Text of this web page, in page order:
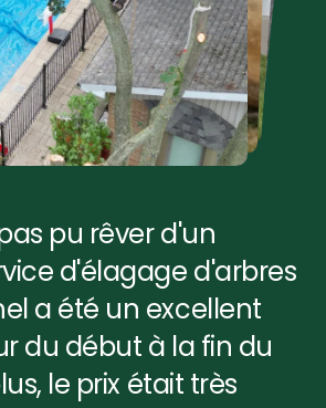
pu rêver d'un
d'élagage d'arbres
a été un excellent
du début à la fin du
le prix était très